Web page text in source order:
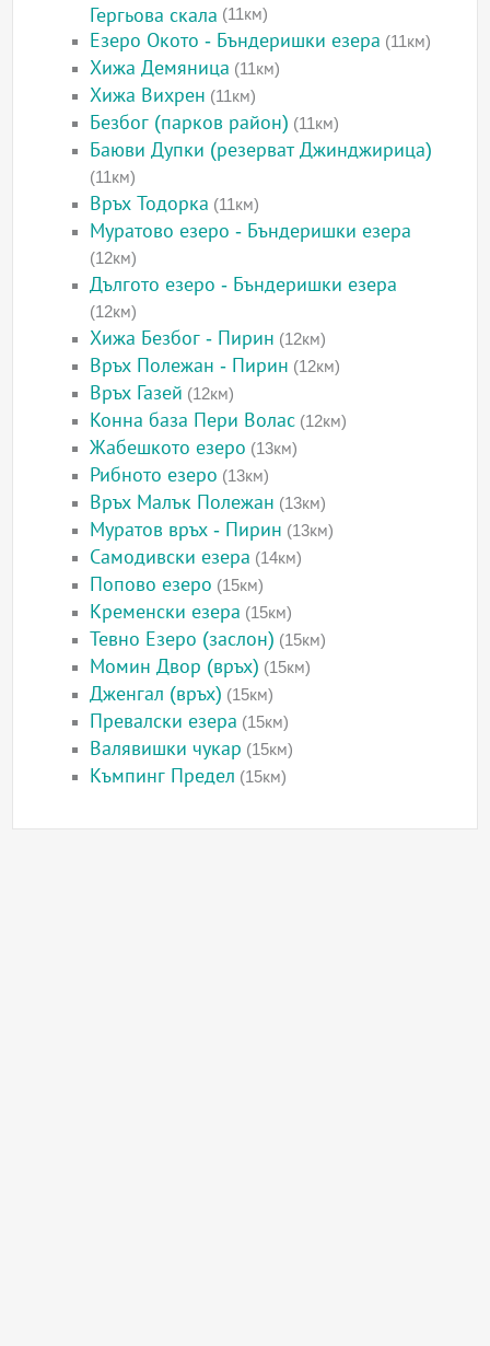
Гергьова скала (11км)
Езеро Окото - Бъндеришки езера (11км)
Хижа Демяница (11км)
Хижа Вихрен (11км)
Безбог (парков район) (11км)
Баюви Дупки (резерват Джинджирица)
(11км)
Връх Тодорка (11км)
Муратово езеро - Бъндеришки езера
(12км)
Дългото езеро - Бъндеришки езера
(12км)
Хижа Безбог - Пирин (12км)
Връх Полежан - Пирин (12км)
Връх Газей (12км)
Конна база Пери Волас (12км)
Жабешкото езеро (13км)
Рибното езеро (13км)
Връх Малък Полежан (13км)
Муратов връх - Пирин (13км)
Самодивски езера (14км)
Попово езеро (15км)
Кременски езера (15км)
Тевно Езеро (заслон) (15км)
Момин Двор (връх) (15км)
Дженгал (връх) (15км)
Превалски езера (15км)
Валявишки чукар (15км)
Къмпинг Предел (15км)